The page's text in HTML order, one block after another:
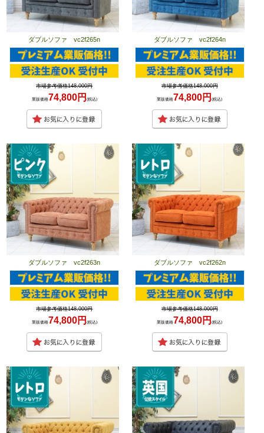
ダブルソファ vc2f265n
市場参考価格148,000円
業販価格74,800円 (税込)
ダブルソファ vc2f264n
市場参考価格148,000円
業販価格74,800円(税込)
ダブルソファ vc2f263n
市場参考価格148,000円
業販価格74,800円 (税込)
ダブルソファ vc2f262n
市場参考価格148,000円
業販価格74,800円(税込)